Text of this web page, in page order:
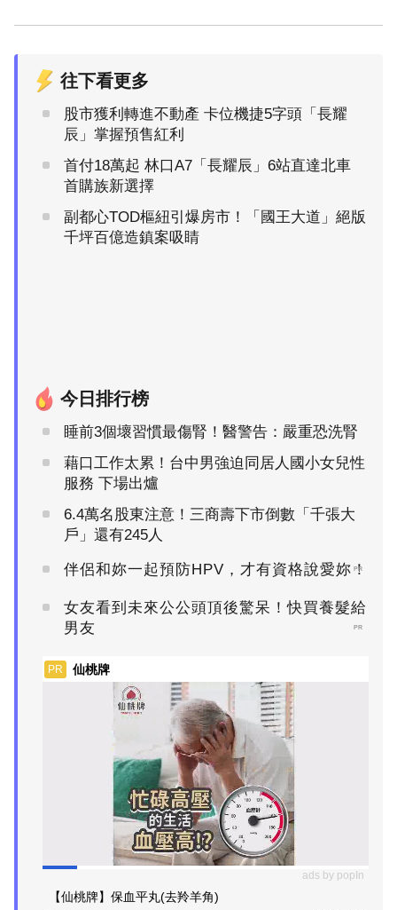
往下看更多
股市獲利轉進不動產 卡位機捷5字頭「長耀
辰」掌握預售紅利
首付18萬起 林口A7「長耀辰」6站直達北車
首購族新選擇
副都心TOD樞紐引爆房市！「國王大道」絕版
千坪百億造鎮案吸睛
今日排行榜
睡前3個壞習慣最傷腎！醫警告：嚴重恐洗腎
藉口工作太累！台中男強迫同居人國小女兒性
服務 下場出爐
6.4萬名股東注意！三商壽下市倒數「千張大
戶」還有245人
伴侶和妳一起預防HPV，才有資格說愛妳！
PR
女友看到未來公公頭頂後驚呆！快買養髮給
男友
PR
PR 仙桃牌
ads by popIn
【仙桃牌】保血平丸(去羚羊角)